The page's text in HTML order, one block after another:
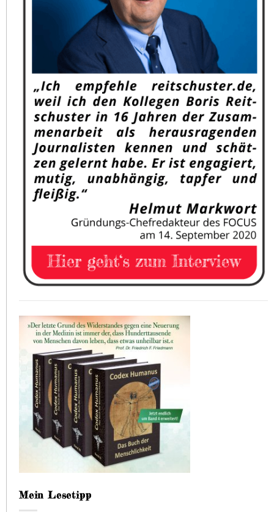
Mein Lesetipp